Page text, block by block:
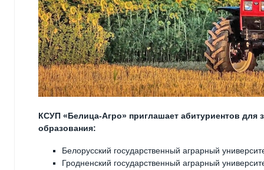
КСУП «Белица-Агро» приглашает абитуриентов
образования:
Белорусский государственный аграрный
Гродненский государственный аграрный